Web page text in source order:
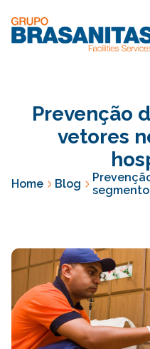
Prevenção
vetores
Home Blog